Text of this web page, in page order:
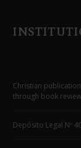
Christian
through book
Depósito Legal Nº